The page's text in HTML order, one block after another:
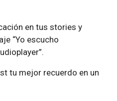
en tus stories y
“Yo escucho
tu mejor recuerdo en un